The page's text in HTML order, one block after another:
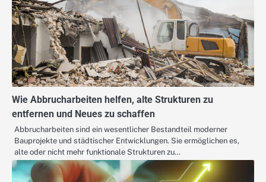
Wie Abbrucharbeiten helfen, alte Strukturen zu
entfernen und Neues zu schaffen
Abbrucharbeiten sind ein wesentlicher Bestandteil moderner
Bauprojekte und städtischer Entwicklungen. Sie ermöglichen es,
alte oder nicht mehr funktionale Strukturen zu…